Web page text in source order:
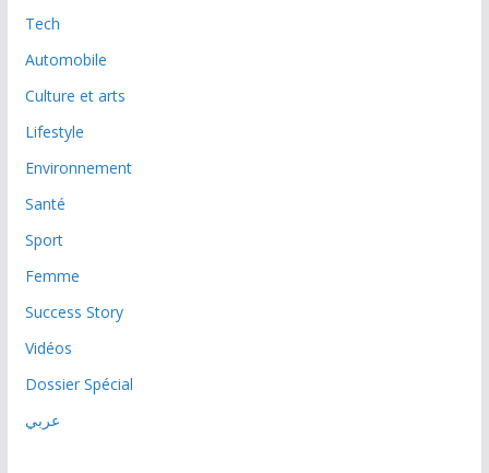
Tech
Automobile
Culture et arts
Lifestyle
Environnement
Santé
Sport
Femme
Success Story
Vidéos
Dossier Spécial
عربي